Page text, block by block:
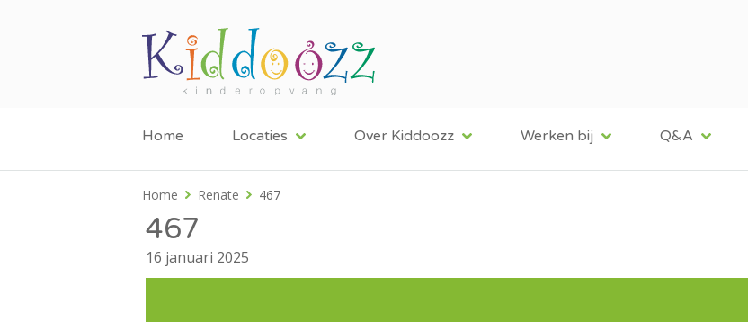
Home Locaties Over Kiddoozz Werken bij Q&A
Home Renate 467
467
16 januari 2025